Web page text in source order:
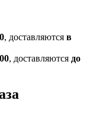
, доставляются в
, доставляются до